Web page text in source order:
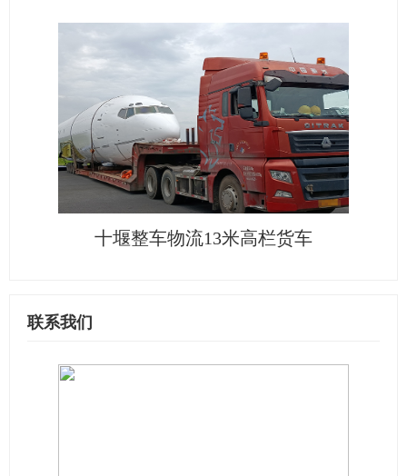
十堰整车物流13米高栏货车
联系我们